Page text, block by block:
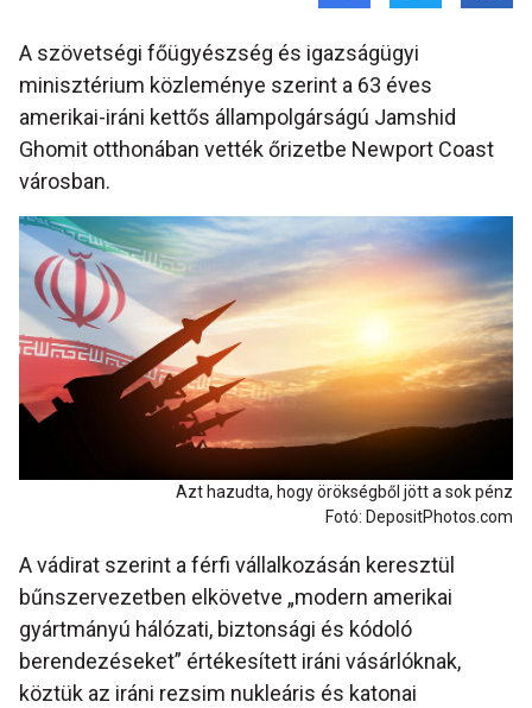
A szövetségi főügyészség és igazságügyi
minisztérium közleménye szerint a 63 éves
amerikai-iráni kettős állampolgárságú Jamshid
Ghomit otthonában vették őrizetbe Newport Coast
városban.
Azt hazudta, hogy örökségből jött a sok pénz
Fotó: DepositPhotos.com
A vádirat szerint a férfi vállalkozásán keresztül
bűnszervezetben elkövetve „modern amerikai
gyártmányú hálózati, biztonsági és kódoló
berendezéseket” értékesített iráni vásárlóknak,
köztük az iráni rezsim nukleáris és katonai